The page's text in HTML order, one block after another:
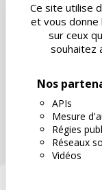
Ce site utilise
et vous donne
sur ceux
souhaitez
Nos
APIs
Mesure
Régies
Réseaux
Vidéos
SUIVEZ
Mentions